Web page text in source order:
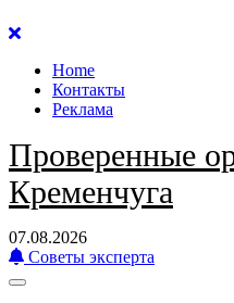
Перейти
содержанию
Home
Контакты
Реклама
Проверенные
Кременчуга
07.08.2026
Советы эксперта